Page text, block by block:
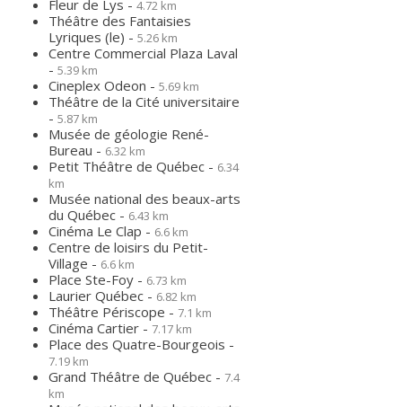
Fleur de Lys - 4.72 km
Théâtre des Fantaisies
Lyriques (le) - 5.26 km
Centre Commercial Plaza Laval
- 5.39 km
Cineplex Odeon - 5.69 km
Théâtre de la Cité universitaire
- 5.87 km
Musée de géologie René-
Bureau - 6.32 km
Petit Théâtre de Québec - 6.34
km
Musée national des beaux-arts
du Québec - 6.43 km
Cinéma Le Clap - 6.6 km
Centre de loisirs du Petit-
Village - 6.6 km
Place Ste-Foy - 6.73 km
Laurier Québec - 6.82 km
Théâtre Périscope - 7.1 km
Cinéma Cartier - 7.17 km
Place des Quatre-Bourgeois -
7.19 km
Grand Théâtre de Québec - 7.4
km